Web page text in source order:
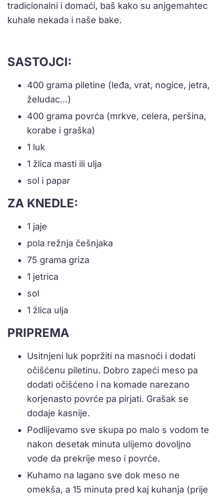
tradicionalni i domaći, baš kako su anjgemahtec
kuhale nekada i naše bake.
SASTOJCI:
400 grama piletine (leđa, vrat, nogice, jetra,
želudac…)
400 grama povrća (mrkve, celera, peršina,
korabe i graška)
1 luk
1 žlica masti ili ulja
sol i papar
ZA KNEDLE:
1 jaje
pola režnja češnjaka
75 grama griza
1 jetrica
sol
1 žlica ulja
PRIPREMA
Usitnjeni luk popržiti na masnoći i dodati
očišćenu piletinu. Dobro zapeći meso pa
dodati očišćeno i na komade narezano
korjenasto povrće pa pirjati. Grašak se
dodaje kasnije.
Podlijevamo sve skupa po malo s vodom te
nakon desetak minuta ulijemo dovoljno
vode da prekrije meso i povrće.
Kuhamo na lagano sve dok meso ne
omekša, a 15 minuta pred kaj kuhanja (prije